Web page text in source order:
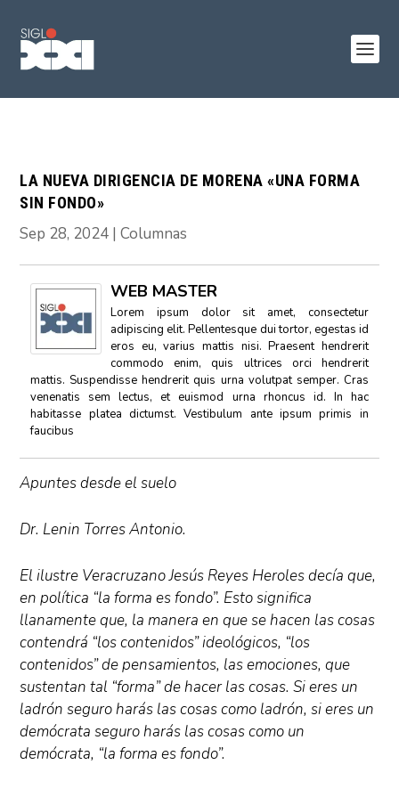
LA NUEVA DIRIGENCIA DE MORENA «UNA FORMA
SIN FONDO»
Sep 28, 2024 |Columnas
WEB MASTER
Lorem ipsum dolor sit amet, consectetur
adipiscing elit. Pellentesque dui tortor, egestas id
eros eu, varius mattis nisi. Praesent hendrerit
commodo enim, quis ultrices orci hendrerit
mattis. Suspendisse hendrerit quis urna volutpat semper. Cras
venenatis sem lectus, et euismod urna rhoncus id. In hac
habitasse platea dictumst. Vestibulum ante ipsum primis in
faucibus
Apuntes desde el suelo
Dr. Lenin Torres Antonio.
El ilustre Veracruzano Jesús Reyes Heroles decía que,
en política “la forma es fondo”. Esto significa
llanamente que, la manera en que se hacen las cosas
contendrá “los contenidos” ideológicos, “los
contenidos” de pensamientos, las emociones, que
sustentan tal “forma” de hacer las cosas. Si eres un
ladrón seguro harás las cosas como ladrón, si eres un
demócrata seguro harás las cosas como un
demócrata, “la forma es fondo”.